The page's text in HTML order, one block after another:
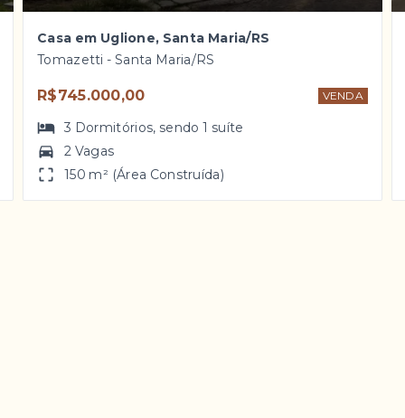
Casa em Uglione, Santa Maria/RS
Tomazetti - Santa Maria/RS
R$745.000,00 VENDA
3 Dormitórios, sendo1 suíte
2 Vagas
150 m² (Área Construída)